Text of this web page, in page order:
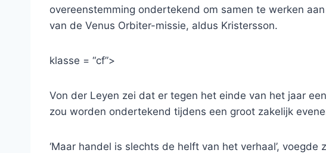
overeenstemming ondertekend om samen te werken
van de Venus Orbiter-missie, aldus Kristersson.
klasse = “cf”>
Von der Leyen zei dat er tegen het einde van het jaar
zou worden ondertekend tijdens een groot zakelijk
‘Maar handel is slechts de helft van het verhaal’, voegde